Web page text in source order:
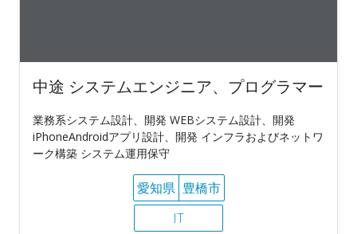
中途 システムエンジニア、プログラマー
業務系システム設計、開発 WEBシステム設計、開発
iPhoneAndroidアプリ設計、開発 インフラおよびネットワ
ーク構築 システム運用保守
愛知県 豊橋市
IT